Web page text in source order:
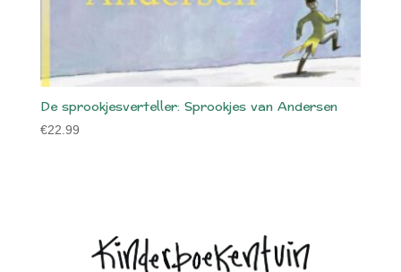
De sprookjesverteller: Sprookjes van Andersen
€22.99